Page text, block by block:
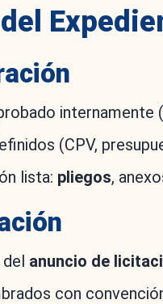
(CPV,
lista: pliegos,
anuncio de
con